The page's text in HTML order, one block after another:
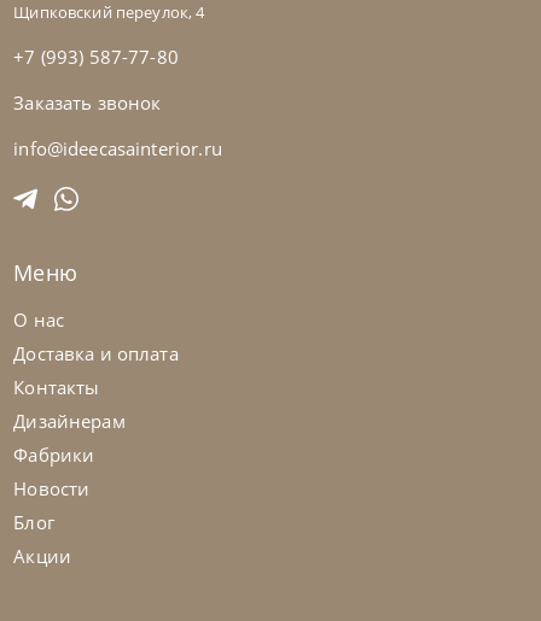
Щипковский переулок, 4
+7 (993) 587-77-80
Заказать звонок
info@ideecasainterior.ru
Меню
О нас
Доставка и оплата
Контакты
Дизайнерам
Фабрики
Новости
Блог
Акции